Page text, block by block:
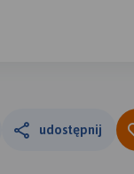
udostępnij